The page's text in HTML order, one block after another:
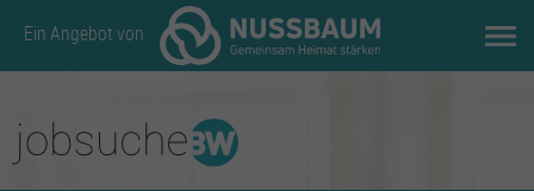
Ein Angebot von